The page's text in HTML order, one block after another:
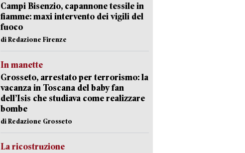
Campi Bisenzio, capannone tessile in
fiamme: maxi intervento dei vigili del
fuoco
di Redazione Firenze
In manette
Grosseto, arrestato per terrorismo: la
vacanza in Toscana del baby fan
dell’Isis che studiava come realizzare
bombe
di Redazione Grosseto
La ricostruzione